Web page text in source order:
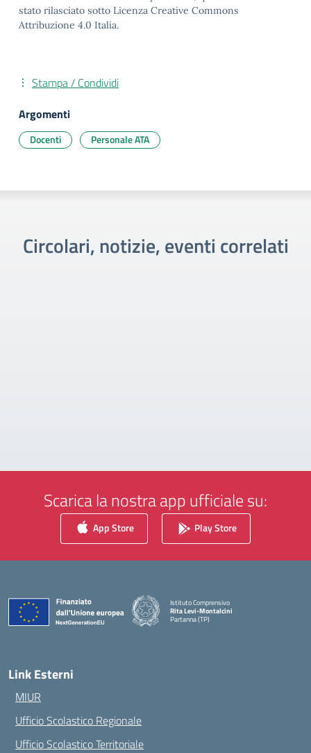
stato rilasciato sotto Licenza Creative Commons
Attribuzione 4.0 Italia.
Stampa / Condividi
Argomenti
Docenti Personale ATA
Circolari, notizie, eventi correlati
Scarica la nostra app ufficiale su:
App Store Play Store
Istituto Comprensivo
Rita Levi-Montalcini
Partanna (TP)
Link Esterni
MIUR
Ufficio Scolastico Regionale
Ufficio Scolastico Territoriale